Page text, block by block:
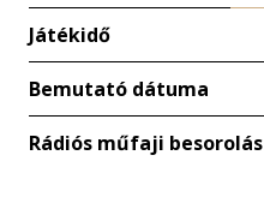
Játékidő
Bemutató dátuma
Rádiós műfaji besorolás